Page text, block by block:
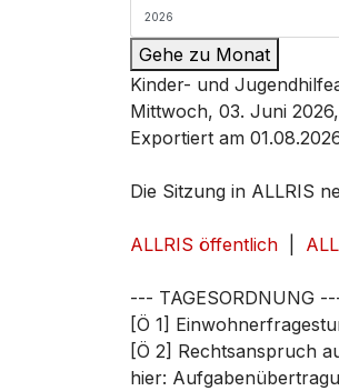
Gehe zu Monat
Kinder- und
Mittwoch, 03. Juni
Exportiert am
Die Sitzung in ALLRIS
ALLRIS öffentlich
--- TAGESORDNUNG
[Ö 1]
[Ö 2] Rechtsanspruch
hier: